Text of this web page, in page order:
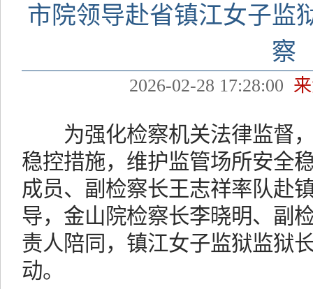
市院领导赴省镇江女子监
察
2026-02-28 17:28:00
为强化检察机关法律监督，
稳控措施，维护监管场所安全
成员、副检察长王志祥率队赴
导，金山院检察长李晓明、副
责人陪同，镇江女子监狱监狱
动。